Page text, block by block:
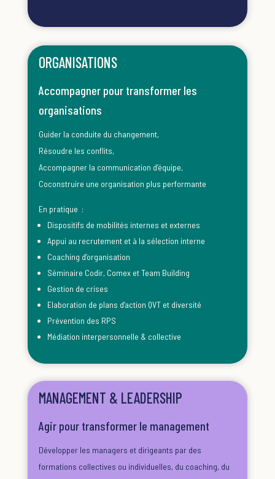
ORGANISATIONS
Accompagner pour transformer les
organisations
Guider la conduite du changement,
Résoudre les conflits,
Accompagner la communication d’équipe,
Coconstruire une organisation plus performante
En pratique :
Dispositifs de mobilités internes et externes
Appui au recrutement et à la sélection interne
Coaching d’organisation
Séminaire Codir, Comex et Team Building
Gestion de crises
Elaboration de plans d’action QVT et diversité
Prévention des RPS
Médiation interpersonnelle & collective
MANAGEMENT & LEADERSHIP
Agir pour transformer le management
Développer les managers et dirigeants par des
formations collectives ou individuelles, du coaching, du